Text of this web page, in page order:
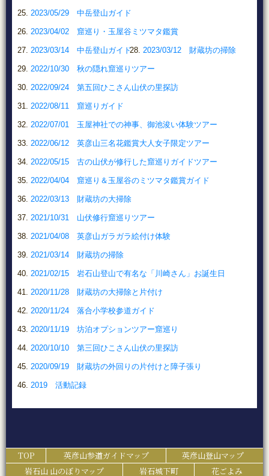
2023/05/29 中岳登山ガイド
2023/04/02 窟巡り・玉屋谷ミツマタ鑑賞
2023/03/14 中岳登山ガイド 2023/03/12 財蔵坊の掃除
2022/10/30 秋の隠れ窟巡りツアー
2022/09/24 第五回ひこさん山伏の里探訪
2022/08/11 窟巡りガイド
2022/07/01 玉屋神社での神事、御池浚い体験ツアー
2022/06/12 英彦山三名花鑑賞大人女子限定ツアー
2022/05/15 古の山伏が修行した窟巡りガイドツアー
2022/04/04 窟巡り＆玉屋谷のミツマタ鑑賞ガイド
2022/03/13 財蔵坊の大掃除
2021/10/31 山伏修行窟巡りツアー
2021/04/08 英彦山ガラガラ絵付け体験
2021/03/14 財蔵坊の掃除
2021/02/15 岩石山登山で有名な「川崎さん」お誕生日
2020/11/28 財蔵坊の大掃除と片付け
2020/11/24 落合小学校参道ガイド
2020/11/19 坊泊オプションツアー窟巡り
2020/10/10 第三回ひこさん山伏の里探訪
2020/09/19 財蔵坊の外回りの片付けと障子張り
2019 活動記録
TOP 英彦山参道ガイドマップ
英彦山登山マップ
岩石山 山のぼりマップ
岩石城下町 花ごよみ